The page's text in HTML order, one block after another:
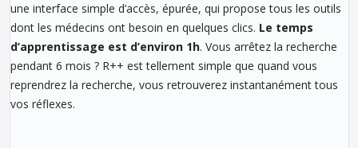
une interface simple d’accès, épurée, qui propose tous les outils
dont les médecins ont besoin en quelques clics. Le temps
d’apprentissage est d’environ 1h. Vous arrêtez la recherche
pendant 6 mois ? R++ est tellement simple que quand vous
reprendrez la recherche, vous retrouverez instantanément tous
vos réflexes.